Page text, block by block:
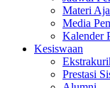
Materi
Media
Kalender
Kesiswaan
Prestasi